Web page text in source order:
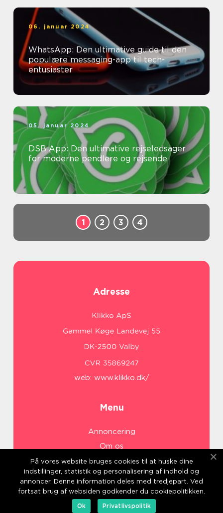
06. januar 2024
WhatsApp: Den ultimative guide til den
populære messaging-app til tech-
entusiaster
05. januar 2024
DSB App: Den ultimative rejseledsager
for moderne pendlere og rejsende
1 2 3 4
Adresse
web: www.klikko.dk/
Menu
Annoncering
Om os
Cookies
Kontakt os
Sitemap
På vores website bruges cookies til at huske dine
indstillinger, statistik og personalisering af indhold og
annoncer. Denne information deles med tredjepart. Ved
fortsat brug af websiden godkender du cookiepolitikken.
Ok
Privatlivspolitik